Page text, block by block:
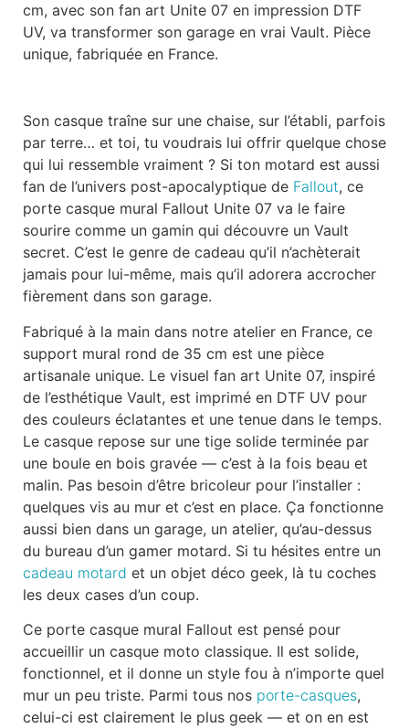
cm, avec son fan art Unite 07 en impression DTF
UV, va transformer son garage en vrai Vault. Pièce
unique, fabriquée en France.
Son casque traîne sur une chaise, sur l’établi, parfois
par terre… et toi, tu voudrais lui offrir quelque chose
qui lui ressemble vraiment ? Si ton motard est aussi
fan de l’univers post-apocalyptique de Fallout, ce
porte casque mural Fallout Unite 07 va le faire
sourire comme un gamin qui découvre un Vault
secret. C’est le genre de cadeau qu’il n’achèterait
jamais pour lui-même, mais qu’il adorera accrocher
fièrement dans son garage.
Fabriqué à la main dans notre atelier en France, ce
support mural rond de 35 cm est une pièce
artisanale unique. Le visuel fan art Unite 07, inspiré
de l’esthétique Vault, est imprimé en DTF UV pour
des couleurs éclatantes et une tenue dans le temps.
Le casque repose sur une tige solide terminée par
une boule en bois gravée — c’est à la fois beau et
malin. Pas besoin d’être bricoleur pour l’installer :
quelques vis au mur et c’est en place. Ça fonctionne
aussi bien dans un garage, un atelier, qu’au-dessus
du bureau d’un gamer motard. Si tu hésites entre un
cadeau motard et un objet déco geek, là tu coches
les deux cases d’un coup.
Ce porte casque mural Fallout est pensé pour
accueillir un casque moto classique. Il est solide,
fonctionnel, et il donne un style fou à n’importe quel
mur un peu triste. Parmi tous nos porte-casques,
celui-ci est clairement le plus geek — et on en est